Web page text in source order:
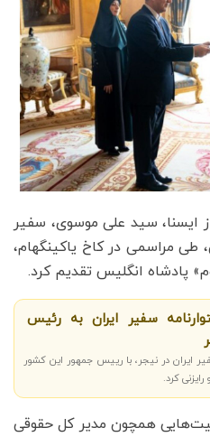
ایسنا، سید علی موسوی، سفیر
طی مراسمی در کاخ یاکینگهام،
پادشاه انگلیس تقدیم کرد.
سفیر ایران به رئیس
ایران در نیجر، با رییس جمهور این کشور
رایزنی کرد.
همچون مدیر کل حقوقی